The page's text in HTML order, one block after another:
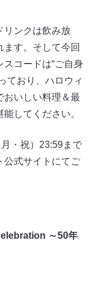
リンクは飲み放
す。そして今回
コードは“ご自身
ており、ハロウィ
おいしい料理＆最
してください。
・祝）23:59まで
公式サイトにてご
～50年